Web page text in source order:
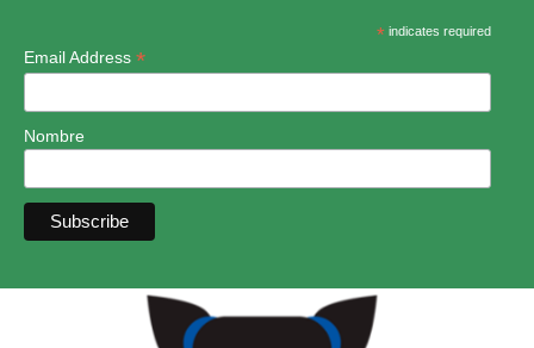
*indicates required
Email Address *
Nombre